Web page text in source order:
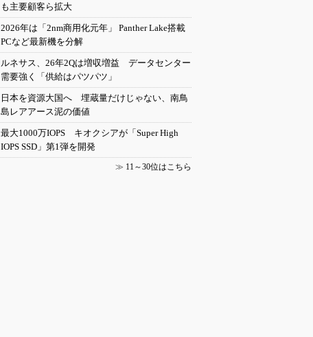
も主要顧客ら拡大
2026年は「2nm商用化元年」 Panther Lake搭載
PCなど最新機を分解
ルネサス、26年2Qは増収増益 データセンター
需要強く「供給はパツパツ」
日本を資源大国へ 埋蔵量だけじゃない、南鳥
島レアアース泥の価値
最大1000万IOPS キオクシアが「Super High
IOPS SSD」第1弾を開発
≫ 11～30位はこちら